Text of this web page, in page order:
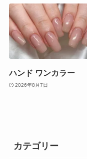
ハンド ワンカラー
2026年8月7日
カテゴリー